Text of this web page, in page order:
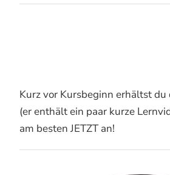
Kurz vor Kursbeginn erhältst
(er enthält ein paar kurze
am besten JETZT an!